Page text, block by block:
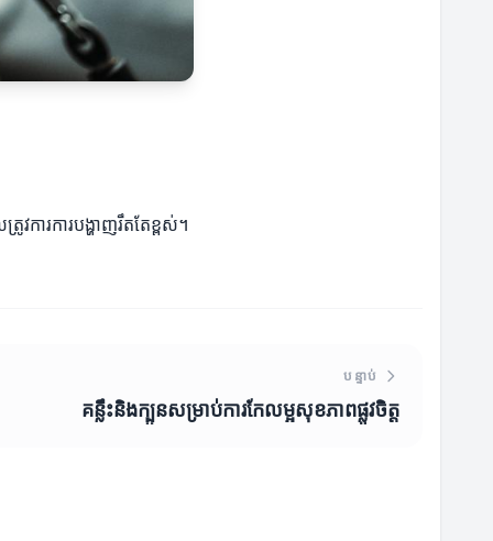
វការការបង្ហាញរឹតតែខ្ពស់។
បន្ទាប់
គន្លឹះនិងក្បួនសម្រាប់ការកែលម្អសុខភាពផ្លូវចិត្ត